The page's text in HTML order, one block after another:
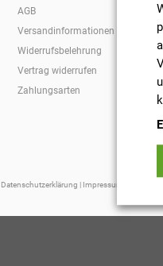
AGB
Versandinformationen
Widerrufsbelehrung
Vertrag widerrufen
Zahlungsarten
Datenschutzerklärung | Impressum